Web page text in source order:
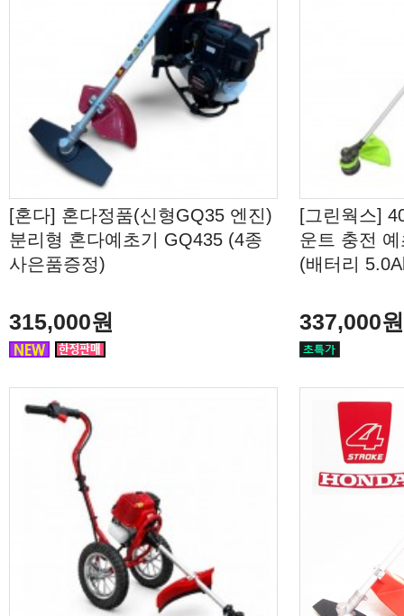
[혼다] 혼다정품(신형GQ35 엔진)
분리형 혼다예초기 GQ435 (4종
사은품증정)
315,000원
[그린웍스]
운트 충전
(배터리
337,000원